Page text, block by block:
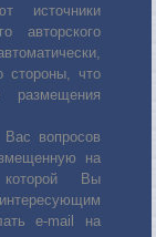
источники
авторского
стороны, что
вопросов
на
которой Вы
е-mail на